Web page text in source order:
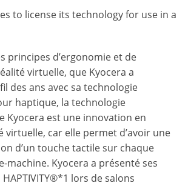
to license its technology for use in a
principes d’ergonomie et de
virtuelle, que Kyocera a
des ans avec sa technologie
haptique, la technologie
Kyocera est une innovation en
virtuelle, car elle permet d’avoir une
d’un touche tactile sur chaque
machine. Kyocera a présenté ses
lors de salons